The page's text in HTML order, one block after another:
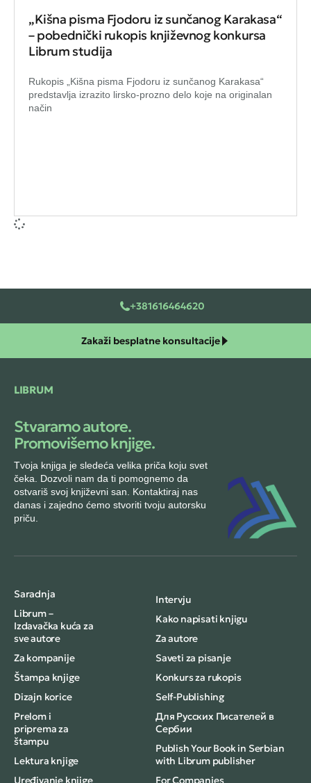
„Kišna pisma Fjodoru iz sunčanog Karakasa“
– pobednički rukopis književnog konkursa
Librum studija
Rukopis „Kišna pisma Fjodoru iz sunčanog Karakasa“
predstavlja izrazito lirsko-prozno delo koje na originalan
način
+381616464620
Zakaži besplatne konsultacije
LIBRUM
Stvaramo autore.
Promovišemo knjige.
Tvoja knjiga je sledeća velika priča koju svet
čeka. Dozvoli nam da ti pomognemo da
ostvariš svoj književni san. Kontaktiraj nas
danas i zajedno ćemo stvoriti tvoju autorsku
priču.
Saradnja
Librum –
Izdavačka kuća za
sve autore
Za kompanije
Štampa knjige
Dizajn korice
Prelom i
priprema za
štampu
Lektura knjige
Uređivanje knjige
Intervju
Kako napisati knjigu
Za autore
Saveti za pisanje
Konkurs za rukopis
Self-Publishing
Для Русских Писателей в
Сербии
Publish Your Book in Serbian
with Librum publisher
For Companies